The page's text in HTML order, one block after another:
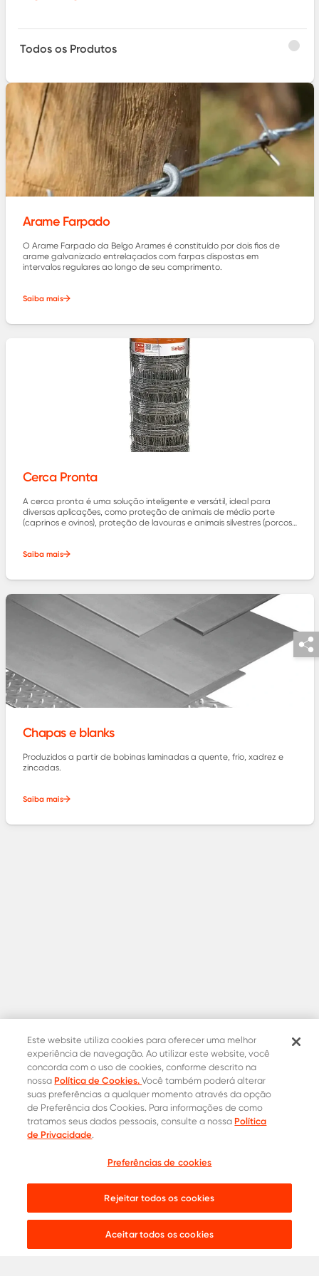
Todos os Produtos
Arame Farpado
O Arame Farpado da Belgo Arames é constituído por dois fios de
arame galvanizado entrelaçados com farpas dispostas em
intervalos regulares ao longo de seu comprimento.
Saiba mais
Cerca Pronta
A cerca pronta é uma solução inteligente e versátil, ideal para
diversas aplicações, como proteção de animais de médio porte
(caprinos e ovinos), proteção de lavouras e animais silvestres (porcos
Saiba mais
Chapas e blanks
Produzidos a partir de bobinas laminadas a quente, frio, xadrez e
zincadas.
Saiba mais
Contatos Oficiais
Onde comprar
Live chat:
Este website utiliza cookies para oferecer uma melhor
experiência de navegação. Ao utilizar este website, você
concorda com o uso de cookies, conforme descrito na
nossa Política de Cookies.Você também poderá alterar
suas preferências a qualquer momento através da opção
de Preferência dos Cookies. Para informações de como
tratamos seus dados pessoais, consulte a nossa Política
de Privacidade.
Preferências de cookies
Rejeitar todos os cookies
Aceitar todos os cookies